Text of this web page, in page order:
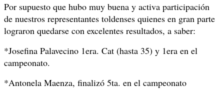
Por supuesto que hubo muy buena y activa participación
de nuestros representantes toldenses quienes en gran parte
lograron quedarse con excelentes resultados, a saber:
*Josefina Palavecino 1era. Cat (hasta 35) y 1era en el
campeonato.
*Antonela Maenza, finalizó 5ta. en el campeonato